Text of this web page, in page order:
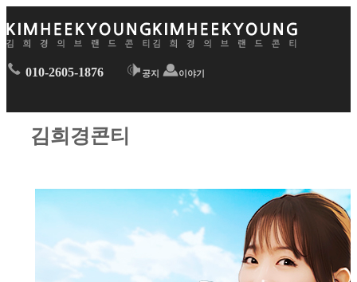
010-2605-1876 공지 이야기
김희경콘티